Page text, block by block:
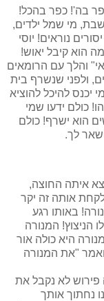
בה'! כפר בהכל!
מי שמל ילדים,
נוראים! יוסי
הוא קיבל יאוש!
והלך עם הרומאים
ולפני שנשרף בית
יכנס להיכל להוציא
כולם ידעו שמי
הוא ישרף! כולם
לך.
איתה החוצה,
אותה זה יקר
באותו רגע
הניצוץ! המנורה
היא כולה אור
"את המנורה
לא נקבל את
נחתוך אותך